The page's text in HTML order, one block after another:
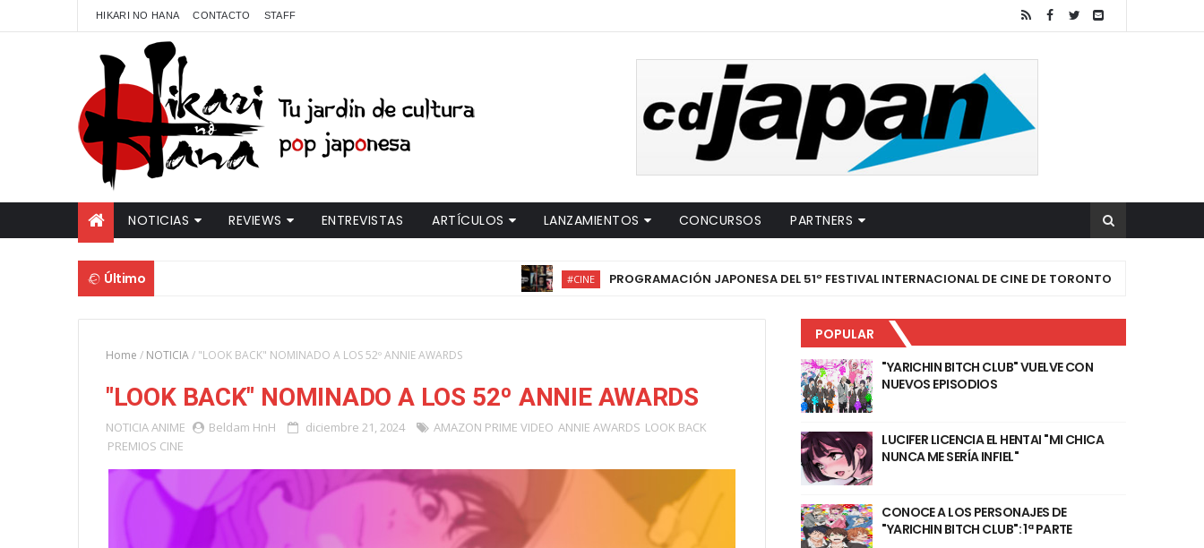
HIKARI NO HANA CONTACTO STAFF
NOTICIAS REVIEWS ENTREVISTAS ARTÍCULOS LANZAMIENTOS CONCURSOS PARTNERS
Último #CINE PROGRAMACIÓN JAPONESA DEL 51º FESTIVAL INTERNACIONAL DE CINE DE TORONTO
Home / NOTICIA/ "LOOK BACK" NOMINADO A LOS 52º ANNIE AWARDS
"LOOK BACK" NOMINADO A LOS 52º ANNIE AWARDS
NOTICIAANIME Beldam HnH diciembre 21, 2024 AMAZON PRIME VIDEO ANNIE AWARDS LOOK BACK
PREMIOS CINE
POPULAR
"YARICHIN BITCH CLUB" VUELVE CON
NUEVOS EPISODIOS
LUCIFER LICENCIA EL HENTAI "MI CHICA
NUNCA ME SERÍA INFIEL"
CONOCE A LOS PERSONAJES DE
"YARICHIN BITCH CLUB": 1ª PARTE